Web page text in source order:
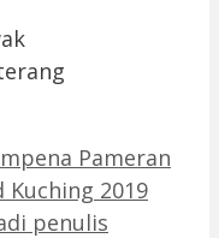
Pameran
Kuching 2019
penulis